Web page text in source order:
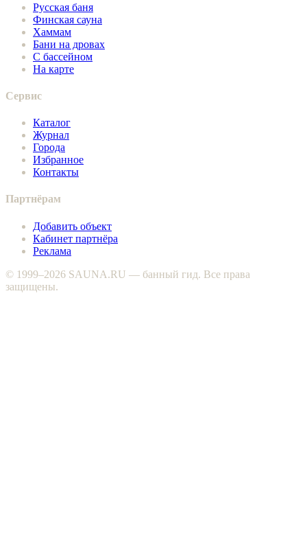
Русская баня
Финская сауна
Хаммам
Бани на дровах
С бассейном
На карте
Сервис
Каталог
Журнал
Города
Избранное
Контакты
Партнёрам
Добавить объект
Кабинет партнёра
Реклама
© 1999–2026 SAUNA.RU — банный гид. Все права
защищены.